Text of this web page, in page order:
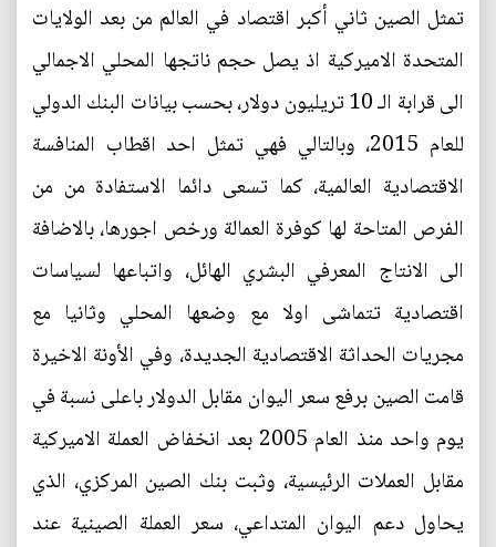
تمثل الصين ثاني أكبر اقتصاد في العالم من بعد الولايات
المتحدة الاميركية اذ يصل حجم ناتجها المحلي الاجمالي
الى قرابة الـ 10 تريليون دولار، بحسب بيانات البنك الدولي
للعام 2015، وبالتالي فهي تمثل احد اقطاب المنافسة
الاقتصادية العالمية، كما تسعى دائما الاستفادة من من
الفرص المتاحة لها كوفرة العمالة ورخص اجورها، بالاضافة
الى الانتاج المعرفي البشري الهائل، واتباعها لسياسات
اقتصادية تتماشى اولا مع وضعها المحلي وثانيا مع
مجريات الحداثة الاقتصادية الجديدة، وفي الأونة الاخيرة
قامت الصين برفع سعر اليوان مقابل الدولار باعلى نسبة في
يوم واحد منذ العام 2005 بعد انخفاض العملة الاميركية
مقابل العملات الرئيسية، وثبت بنك الصين المركزي، الذي
يحاول دعم اليوان المتداعي، سعر العملة الصينية عند